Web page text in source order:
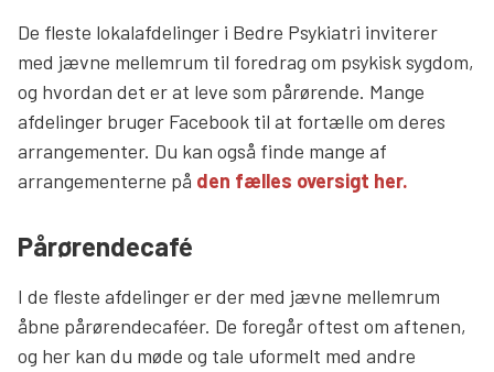
De fleste lokalafdelinger i Bedre Psykiatri inviterer
med jævne mellemrum til foredrag om psykisk sygdom,
og hvordan det er at leve som pårørende. Mange
afdelinger bruger Facebook til at fortælle om deres
arrangementer. Du kan også finde mange af
arrangementerne på den fælles oversigt her.
Pårørendecafé
I de fleste afdelinger er der med jævne mellemrum
åbne pårørendecaféer. De foregår oftest om aftenen,
og her kan du møde og tale uformelt med andre